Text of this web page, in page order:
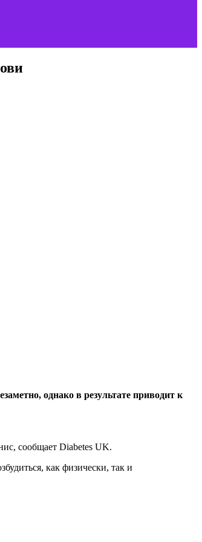
однако в результате приводит к
сообщает Diabetes UK.
как физически, так и